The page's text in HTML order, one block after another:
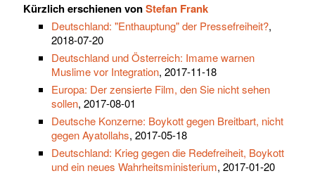
Kürzlich erschienen vonStefan Frank
Deutschland: "Enthauptung" der Pressefreiheit?,
2018-07-20
Deutschland und Österreich: Imame warnen
Muslime vor Integration, 2017-11-18
Europa: Der zensierte Film, den Sie nicht sehen
sollen, 2017-08-01
Deutsche Konzerne: Boykott gegen Breitbart, nicht
gegen Ayatollahs, 2017-05-18
Deutschland: Krieg gegen die Redefreiheit, Boykott
und ein neues Wahrheitsministerium, 2017-01-20